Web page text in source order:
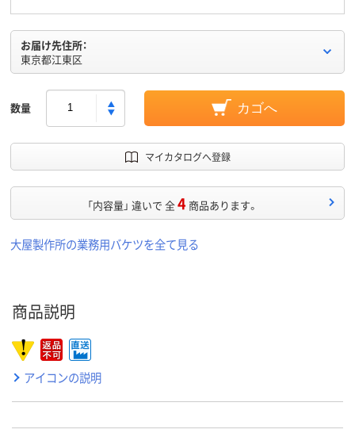
お届け先住所：
東京都江東区
数量 カゴへ
マイカタログへ登録
「内容量」 違いで 全4 商品あります。
大屋製作所の業務用バケツを全て見る
商品説明
アイコンの説明